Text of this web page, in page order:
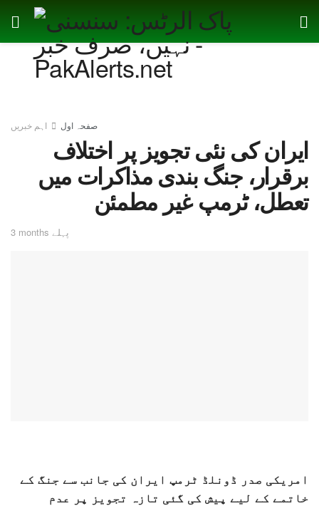
صفحہ اول اہم خبریں
ایران کی نئی تجویز پر اختلاف
برقرار، جنگ بندی مذاکرات میں
تعطل، ٹرمپ غیر مطمئن
3 months پہلے
امریکی صدر ڈونلڈ ٹرمپ ایران کی جانب سے جنگ کے
خاتمے کے لیے پیش کی گئی تازہ تجویز پر عدم